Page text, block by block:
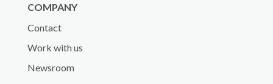
COMPANY
Contact
Work with us
Newsroom